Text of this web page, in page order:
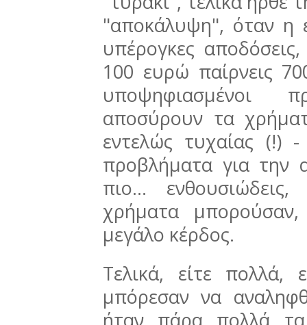
"αποκάλυψη", όταν η
υπέρογκες
100 ευρώ παίρνεις
υποψηφιασμένοι
αποσύρουν τα
εντελώς τυχαίας (!)
προβλήματα για
πιο...
χρήματα
μεγάλο κέρδος.
Τελικά, είτε πολλά,
μπόρεσαν να
ήταν πάρα πολλά